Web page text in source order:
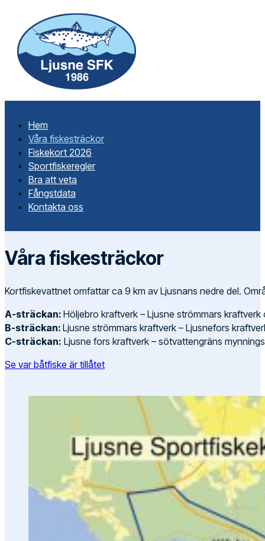
Hem
Våra fiskesträckor
Fiskekort 2026
Sportfiskeregler
Bra att veta
Fångstdata
Kontakta oss
Våra fiskesträckor
Kortfiskevattnet omfattar ca 9 km av Ljusnans nedre del.
A-sträckan: Höljebro kraftverk – Ljusne strömmars kraftverk
B-sträckan: Ljusne strömmars kraftverk – Ljusnefors
C-sträckan: Ljusne fors kraftverk – sötvattengräns
Se var båtfiske är tillåtet